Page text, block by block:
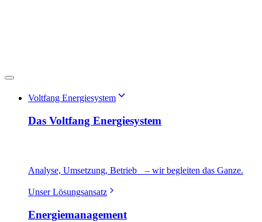
Voltfang Energiesystem
Das Voltfang Energiesystem
Analyse, Umsetzung, Betrieb – wir begleiten das Ganze.
Unser Lösungsansatz
Energiemanagement